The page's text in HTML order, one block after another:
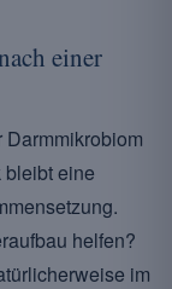
einer
eine
helfen?
im